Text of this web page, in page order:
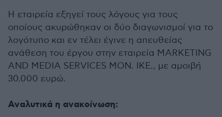
Η εταιρεία εξηγεί τους λόγους για τους
οποίους ακυρώθηκαν οι δύο διαγωνισμοί για το
λογότυπο και εν τέλει έγινε η απευθείας
ανάθεση του έργου στην εταιρεία MARKETING
AND MEDIA SERVICES MON. IKE., με αμοιβή
30.000 ευρώ.
Αναλυτικά η ανακοίνωση: